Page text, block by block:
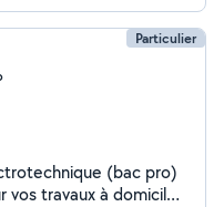
Particulier
travaux à domicile